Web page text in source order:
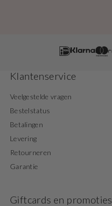
Klantenservice
Veelgestelde vragen
Bestelstatus
Betalingen
Levering
Retourneren
Garantie
Giftcards en promoties